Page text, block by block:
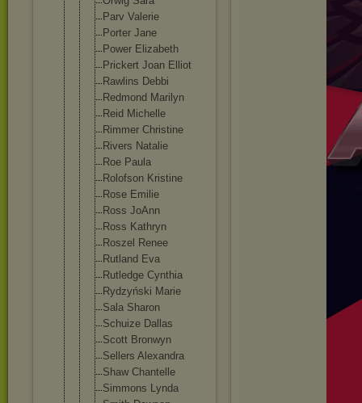
Parv Valerie
Porter Jane
Power Elizabeth
Prickert Joan Elliot
Rawlins Debbi
Redmond Marilyn
Reid Michelle
Rimmer Christine
Rivers Natalie
Roe Paula
Rolofson Kristine
Rose Emilie
Ross JoAnn
Ross Kathryn
Roszel Renee
Rutland Eva
Rutledge Cynthia
Rydzyński Marie
Sala Sharon
Schuize Dallas
Scott Bronwyn
Sellers Alexandra
Shaw Chantelle
Simmons Lynda